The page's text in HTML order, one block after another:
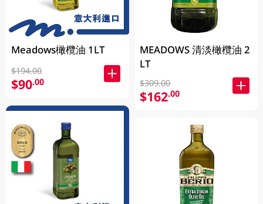
Meadows橄欖油 1LT
$194.00
$90.00
MEADOWS 清淡橄欖油 2
LT
$309.00
$162.00